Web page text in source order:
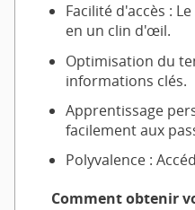
Facilité d'accès :
en un clin d'œil.
Optimisation du
informations clés.
Apprentissage
facilement aux
Polyvalence :
Comment obtenir